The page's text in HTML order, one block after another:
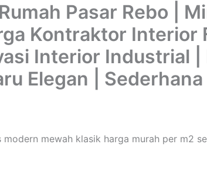
Pasar Rebo |
Kontraktor Interior
Interior Industrial |
Elegan |
mewah klasik harga murah per m2